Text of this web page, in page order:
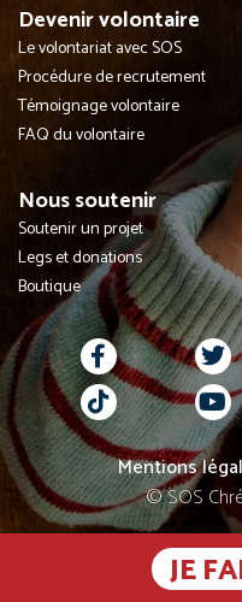
JE
Devenir volontaire
Le volontariat avec SOS
Procédure de recrutement
Témoignage volontaire
FAQ du volontaire
Nous soutenir
Soutenir un projet
Legs et donations
Boutique
Mentions
© SOS